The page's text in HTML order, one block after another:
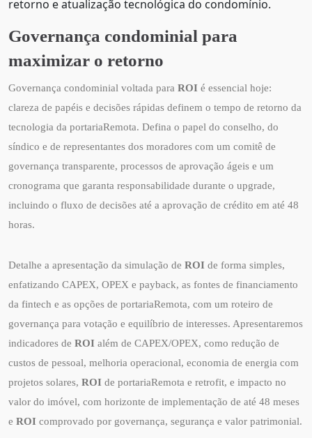
retorno e atualização tecnológica do condomínio.
Governança condominial para
maximizar o retorno
Governança condominial voltada para ROI é essencial hoje:
clareza de papéis e decisões rápidas definem o tempo de retorno da
tecnologia da portariaRemota. Defina o papel do conselho, do
síndico e de representantes dos moradores com um comitê de
governança transparente, processos de aprovação ágeis e um
cronograma que garanta responsabilidade durante o upgrade,
incluindo o fluxo de decisões até a aprovação de crédito em até 48
horas.
Detalhe a apresentação da simulação de ROI de forma simples,
enfatizando CAPEX, OPEX e payback, as fontes de financiamento
da fintech e as opções de portariaRemota, com um roteiro de
governança para votação e equilíbrio de interesses. Apresentaremos
indicadores de ROI além de CAPEX/OPEX, como redução de
custos de pessoal, melhoria operacional, economia de energia com
projetos solares, ROI de portariaRemota e retrofit, e impacto no
valor do imóvel, com horizonte de implementação de até 48 meses
e ROI comprovado por governança, segurança e valor patrimonial.